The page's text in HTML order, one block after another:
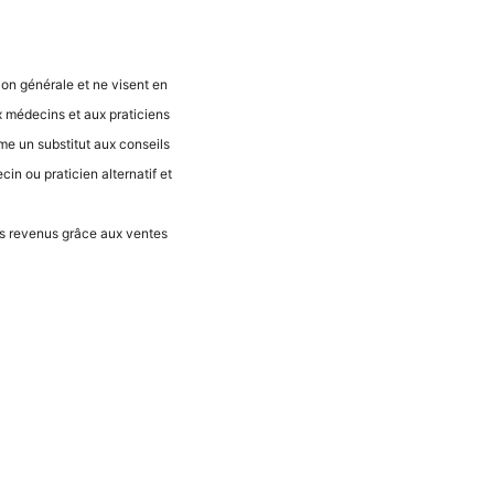
géné­ra­le et ne visent en
méde­cins et aux pra­ti­ci­ens
un sub­sti­tut aux con­seils
ou pra­ti­ci­en alter­na­tif et
reve­nus grâce aux ven­tes